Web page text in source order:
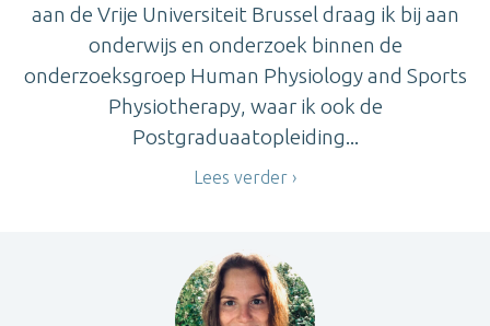
aan de Vrije Universiteit Brussel draag ik bij aan
onderwijs en onderzoek binnen de
onderzoeksgroep Human Physiology and Sports
Physiotherapy, waar ik ook de
Postgraduaatopleiding...
Lees verder